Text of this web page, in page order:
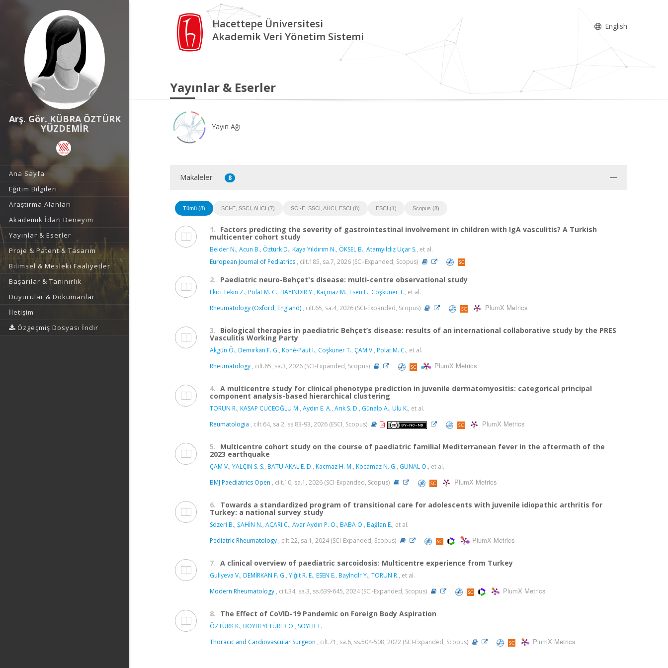
Arş. Gör. KÜBRA ÖZTÜRK
YÜZDEMİR
Ana Sayfa
Eğitim Bilgileri
Araştırma Alanları
Akademik İdari Deneyim
Yayınlar & Eserler
Proje & Patent & Tasarım
Bilimsel & Mesleki Faaliyetler
Başarılar & Tanınırlık
Duyurular & Dokümanlar
İletişim
Özgeçmiş Dosyası İndir
Hacettepe Üniversitesi
Akademik Veri Yönetim Sistemi
English
Yayınlar & Eserler
Yayın Ağı
Makaleler 8
Tümü (8) SCI-E, SSCI, AHCI (7) SCI-E, SSCI, AHCI, ESCI (8) ESCI (1) Scopus (8)
1. Factors predicting the severity of gastrointestinal involvement in children with IgA vasculitis? A Turkish
multicenter cohort study
Belder N., Acun B., Öztürk D., Kaya Yıldırım N., ÖKSEL B., Atamyıldız Uçar S., et al.
European Journal of Pediatrics , cilt.185, sa.7, 2026 (SCI-Expanded, Scopus)
2. Paediatric neuro-Behçet's disease: multi-centre observational study
Ekici Tekin Z., Polat M. C., BAYINDIR Y., Kaçmaz M., Esen E., Coşkuner T., et al.
Rheumatology (Oxford, England) , cilt.65, sa.4, 2026 (SCI-Expanded, Scopus) PlumX Metrics
3. Biological therapies in paediatric Behçet’s disease: results of an international collaborative study by the PRES
Vasculitis Working Party
Akgün Ö., Demirkan F. G., Koné-Paut I., Coşkuner T., ÇAM V., Polat M. C., et al.
Rheumatology , cilt.65, sa.3, 2026 (SCI-Expanded, Scopus) PlumX Metrics
4. A multicentre study for clinical phenotype prediction in juvenile dermatomyositis: categorical principal
component analysis-based hierarchical clustering
TORUN R., KASAP CÜCEOĞLU M., Aydın E. A., Arık S. D., Günalp A., Ulu K., et al.
Reumatologia , cilt.64, sa.2, ss.83-93, 2026 (ESCI, Scopus) PlumX Metrics
5. Multicentre cohort study on the course of paediatric familial Mediterranean fever in the aftermath of the
2023 earthquake
ÇAM V., YALÇIN S. S., BATU AKAL E. D., Kacmaz H. M., Kocamaz N. G., GÜNAL Ö., et al.
BMJ Paediatrics Open , cilt.10, sa.1, 2026 (SCI-Expanded, Scopus) PlumX Metrics
6. Towards a standardized program of transitional care for adolescents with juvenile idiopathic arthritis for
Turkey: a national survey study
Sözeri B., ŞAHİN N., AÇARI C., Avar Aydın P. O., BABA Ö., Bağlan E., et al.
Pediatric Rheumatology , cilt.22, sa.1, 2024 (SCI-Expanded, Scopus) PlumX Metrics
7. A clinical overview of paediatric sarcoidosis: Multicentre experience from Turkey
Guliyeva V., DEMİRKAN F. G., Yiǧit R. E., ESEN E., Baylndlr Y., TORUN R., et al.
Modern Rheumatology , cilt.34, sa.3, ss.639-645, 2024 (SCI-Expanded, Scopus) PlumX Metrics
8. The Effect of CoVID-19 Pandemic on Foreign Body Aspiration
ÖZTÜRK K., BOYBEYİ TÜRER Ö., SOYER T.
Thoracic and Cardiovascular Surgeon , cilt.71, sa.6, ss.504-508, 2022 (SCI-Expanded, Scopus) PlumX Metrics